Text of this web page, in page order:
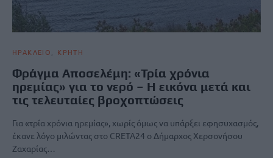
ΗΡΑΚΛΕΙΟ ΚΡΗΤΗ
Φράγμα Αποσελέμη: «Τρία χρόνια
ηρεμίας» για το νερό – Η εικόνα μετά και
τις τελευταίες βροχοπτώσεις
Για «τρία χρόνια ηρεμίας», χωρίς όμως να υπάρξει εφησυχασμός,
έκανε λόγο μιλώντας στο CRETA24 ο Δήμαρχος Χερσονήσου
Ζαχαρίας…